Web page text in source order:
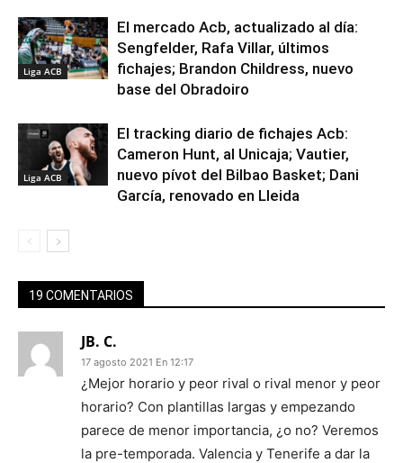
Liga ACB
El mercado Acb, actualizado al día:
Sengfelder, Rafa Villar, últimos
fichajes; Brandon Childress, nuevo
base del Obradoiro
Liga ACB
El tracking diario de fichajes Acb:
Cameron Hunt, al Unicaja; Vautier,
nuevo pívot del Bilbao Basket; Dani
García, renovado en Lleida
19 COMENTARIOS
JB. C.
17 agosto 2021 En 12:17
¿Mejor horario y peor rival o rival menor y peor
horario? Con plantillas largas y empezando
parece de menor importancia, ¿o no? Veremos
la pre-temporada. Valencia y Tenerife a dar la